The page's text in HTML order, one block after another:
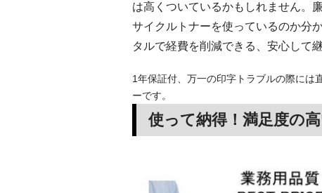
は高くついているかもしれません。
サイクルトナーを使っているのか分
タルで経費を削減できる、安心して
1年保証付、万一の印字トラブルの際には
ーです。
使って納得！満足度の